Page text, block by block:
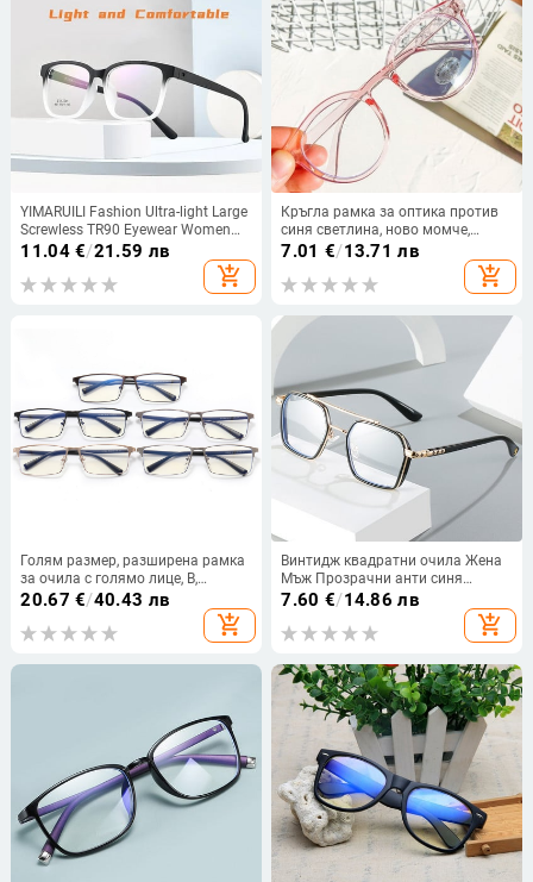
YIMARUILI Fashion Ultra-light Large
Screwless TR90 Eyewear Women
Square Retro Big Face Optical
Discription Eyewear Frame Men
11.04€/21.59 лв
add_shopping_cart
Кръгла рамка за оптика против
синя светлина, ново момче,
момиче, едноцветни прозрачни
диоптрични очила
7.01 €/13.71 лв
add_shopping_cart
Голям размер, разширена рамка
за очила с голямо лице, B,
титаниева сплав, мъжки бизнес
очила против синя светлина,
късогледство, рамка за очила за
20.67 €/40.43 лв
add_shopping_cart
Винтидж квадратни очила Жена
Мъж Прозрачни анти синя
светлина Компютърни очила
Прозрачни лещи Ретро метална
рамка за очила Унисекс A5
7.60 €/14.86 лв
add_shopping_cart